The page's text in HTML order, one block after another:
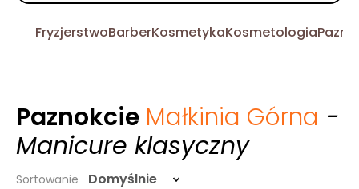
FryzjerstwoBarberKosmetykaKosmetologia
Paznokcie Małkinia Górna -
Manicure klasyczny
Sortowanie Domyślnie